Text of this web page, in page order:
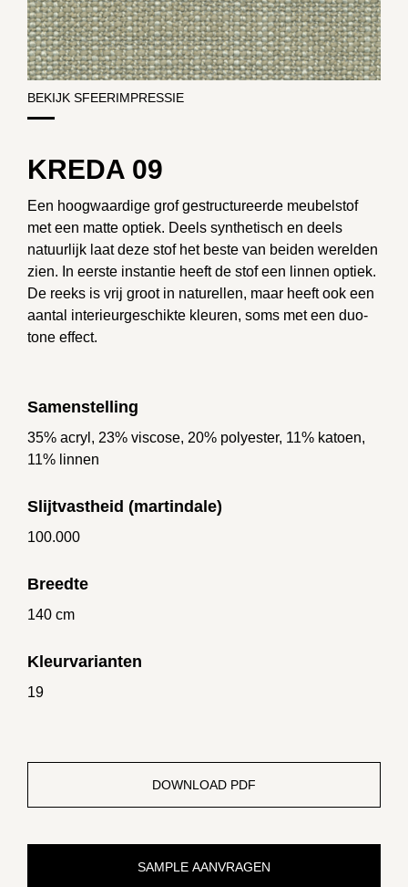
KREDA 09
Een hoogwaardige grof gestructureerde meubelstof
met een matte optiek. Deels synthetisch en deels
natuurlijk laat deze stof het beste van beiden werelden
zien. In eerste instantie heeft de stof een linnen optiek.
De reeks is vrij groot in naturellen, maar heeft ook een
aantal interieurgeschikte kleuren, soms met een duo-
tone effect.
Samenstelling
35% acryl, 23% viscose, 20% polyester, 11% katoen,
11% linnen
Slijtvastheid (martindale)
100.000
Breedte
140 cm
Kleurvarianten
19
DOWNLOAD PDF
SAMPLE AANVRAGEN
BEKIJK SFEERIMPRESSIE